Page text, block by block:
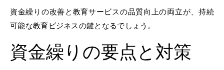
資金繰りの改善と教育サービスの品質向上の両立が、持続
可能な教育ビジネスの鍵となるでしょう。
資金繰りの要点と対策